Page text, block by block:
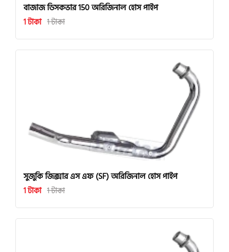
বাজাজ ডিসকভার 150 অরিজিনাল হোস পাইপ
1 টাকা 1 টাকা
সুজুকি জিক্সার এস এফ (SF) অরিজিনাল হোস পাইপ
1 টাকা 1 টাকা